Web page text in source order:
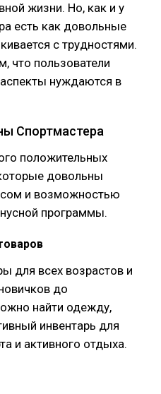
жизни. Но, как и у
есть как довольные
с трудностями.
что пользователи
аспекты нуждаются в
Спортмастера
положительных
довольны
и возможностью
программы.
для всех возрастов и
до
найти одежду,
инвентарь для
и активного отдыха.